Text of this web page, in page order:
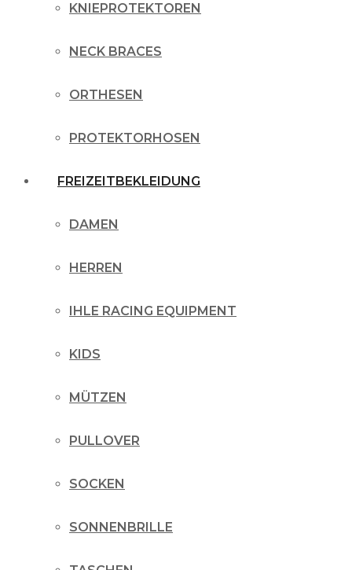
KNIEPROTEKTOREN
NECK BRACES
ORTHESEN
PROTEKTORHOSEN
FREIZEITBEKLEIDUNG
DAMEN
HERREN
IHLE RACING EQUIPMENT
KIDS
MÜTZEN
PULLOVER
SOCKEN
SONNENBRILLE